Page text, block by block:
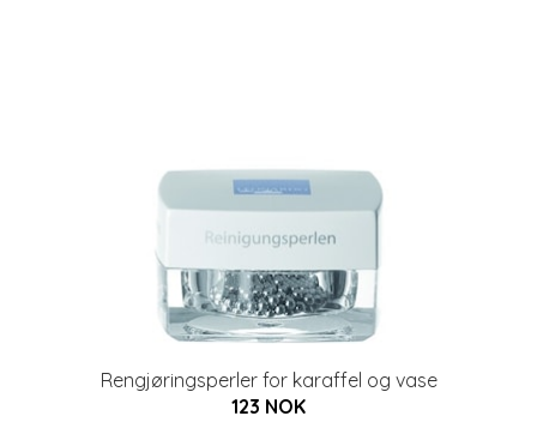
Rengjøringsperler for karaffel og vase
123 NOK